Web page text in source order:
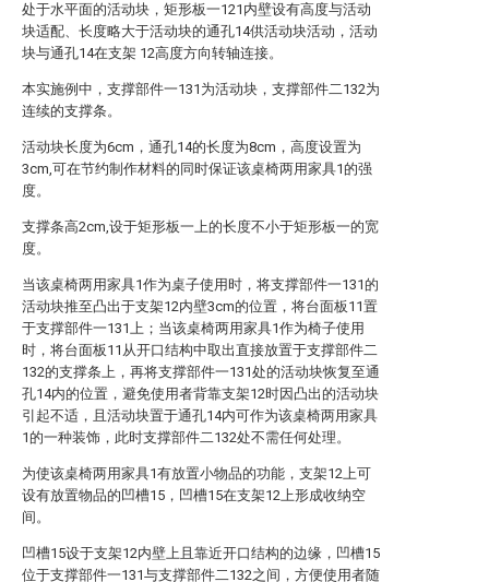
处于水平面的活动块，矩形板一121内壁设有高度与活动
块适配、长度略大于活动块的通孔14供活动块活动，活动
块与通孔14在支架 12高度方向转轴连接。
本实施例中，支撑部件一131为活动块，支撑部件二132为
连续的支撑条。
活动块长度为6cm，通孔14的长度为8cm，高度设置为
3cm,可在节约制作材料的同时保证该桌椅两用家具1的强
度。
支撑条高2cm,设于矩形板一上的长度不小于矩形板一的宽
度。
当该桌椅两用家具1作为桌子使用时，将支撑部件一131的
活动块推至凸出于支架12内壁3cm的位置，将台面板11置
于支撑部件一131上；当该桌椅两用家具1作为椅子使用
时，将台面板11从开口结构中取出直接放置于支撑部件二
132的支撑条上，再将支撑部件一131处的活动块恢复至通
孔14内的位置，避免使用者背靠支架12时因凸出的活动块
引起不适，且活动块置于通孔14内可作为该桌椅两用家具
1的一种装饰，此时支撑部件二132处不需任何处理。
为使该桌椅两用家具1有放置小物品的功能，支架12上可
设有放置物品的凹槽15，凹槽15在支架12上形成收纳空
间。
凹槽15设于支架12内壁上且靠近开口结构的边缘，凹槽15
位于支撑部件一131与支撑部件二132之间，方便使用者随